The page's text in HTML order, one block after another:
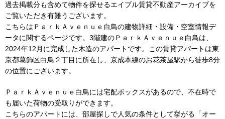
過去掲載分も含めて物件を探せるエイブル賃貸不動産アーカイブを
ご覧いただき有難うございます。
こちらはＰａｒｋＡｖｅｎｕｅ白鳥の建物詳細・設備・空室情報デ
ータに関するページです。3階建のＰａｒｋＡｖｅｎｕｅ白鳥は、
2024年12月に完成した木造のアパートです。この賃貸アパートは東
京都葛飾区白鳥２丁目に所在し、京成本線のお花茶屋駅から徒歩8分
の位置にございます。
ＰａｒｋＡｖｅｎｕｅ白鳥には宅配ボックスがあるので、不在時で
も届いた荷物の受取りができます。
こちらのアパートには、部屋探しで人気の条件として挙がる「オー